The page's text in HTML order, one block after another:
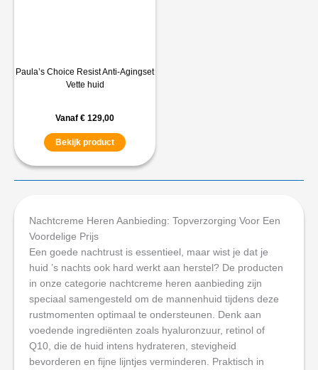
Paula’s Choice Resist Anti-Agingset
Vette huid
Vanaf € 129,00
Bekijk product
Nachtcreme Heren Aanbieding: Topverzorging Voor Een
Voordelige Prijs
Een goede nachtrust is essentieel, maar wist je dat je
huid ’s nachts ook hard werkt aan herstel? De producten
in onze categorie nachtcreme heren aanbieding zijn
speciaal samengesteld om de mannenhuid tijdens deze
rustmomenten optimaal te ondersteunen. Denk aan
voedende ingrediënten zoals hyaluronzuur, retinol of
Q10, die de huid intens hydrateren, stevigheid
bevorderen en fijne lijntjes verminderen. Praktisch in